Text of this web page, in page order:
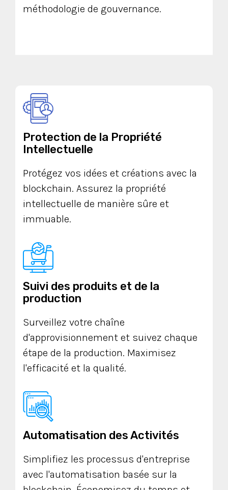
méthodologie de gouvernance.
Protection de la Propriété
Intellectuelle
Protégez vos idées et créations avec la
blockchain. Assurez la propriété
intellectuelle de manière sûre et
immuable.
Suivi des produits et de la
production
Surveillez votre chaîne
d'approvisionnement et suivez chaque
étape de la production. Maximisez
l'efficacité et la qualité.
Automatisation des Activités
Simplifiez les processus d'entreprise
avec l'automatisation basée sur la